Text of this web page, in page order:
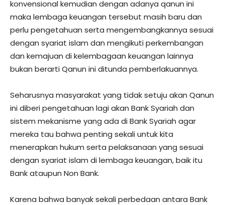
konvensional kemudian dengan adanya qanun ini
maka lembaga keuangan tersebut masih baru dan
perlu pengetahuan serta mengembangkannya sesuai
dengan syariat islam dan mengikuti perkembangan
dan kemajuan di kelembagaan keuangan lainnya
bukan berarti Qanun ini ditunda pemberlakuannya.
Seharusnya masyarakat yang tidak setuju akan Qanun
ini diberi pengetahuan lagi akan Bank Syariah dan
sistem mekanisme yang ada di Bank Syariah agar
mereka tau bahwa penting sekali untuk kita
menerapkan hukum serta pelaksanaan yang sesuai
dengan syariat islam di lembaga keuangan, baik itu
Bank ataupun Non Bank.
Karena bahwa banyak sekali perbedaan antara Bank